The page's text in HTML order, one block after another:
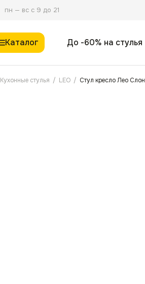
пн — вс с 9 до 21
Каталог До -60% на стулья
Кухонные стулья / LEO / Стул кресло Лео